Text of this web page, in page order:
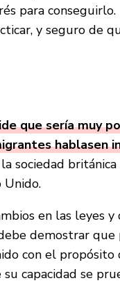
para conseguirlo.
y seguro de
que sería muy
hablasen
sociedad
Unido.
en las leyes y
demostrar
con el propósito
capacidad se